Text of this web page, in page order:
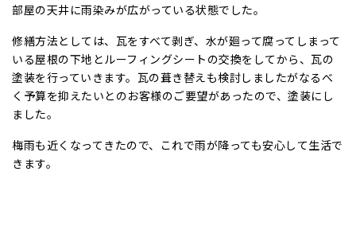
部屋の天井に雨染みが広がっている状態でした。
修繕方法としては、瓦をすべて剥ぎ、水が廻って腐ってしまって
いる屋根の下地とルーフィングシートの交換をしてから、瓦の
塗装を行っていきます。瓦の葺き替えも検討しましたがなるべ
く予算を抑えたいとのお客様のご要望があったので、塗装にし
ました。
梅雨も近くなってきたので、これで雨が降っても安心して生活で
きます。